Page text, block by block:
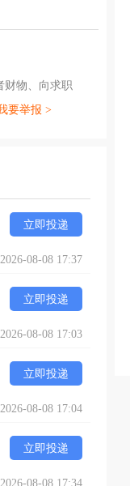
财物、向求职
要举报 >
立即投递
08-08 17:37
立即投递
08-08 17:03
立即投递
08-08 17:04
立即投递
08-08 17:34